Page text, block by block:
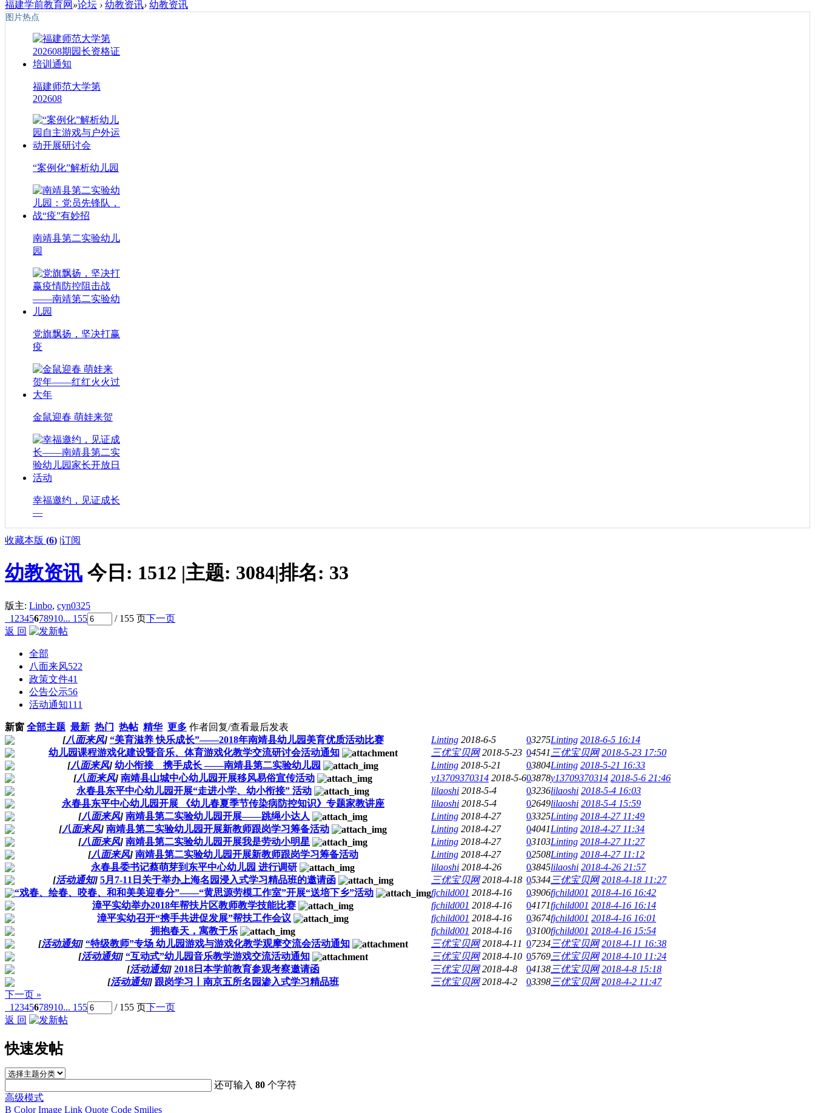
福建学前教育网 »论坛 › 幼教资讯› 幼教资讯
图片热点
福建师范大学第
202608
“案例化”解析幼儿园
南靖县第二实验幼儿
园
党旗飘扬，坚决打赢
疫
金鼠迎春 萌娃来贺
幸福邀约，见证成长
—
收藏本版 (6) |订阅
幼教资讯 今日: 1512 |主题: 3084|排名: 33
版主: Linbo, cyn0325
1 2345678910... 155 / 155 页下一页
返 回
全部
八面来风522
政策文件41
公告公示56
活动通知111
新窗 全部主题 最新 热门 热帖 精华 更多 作者回复/查看最后发表
[八面来风] “美育滋养 快乐成长”——2018年南靖县幼儿园美育优质活动比赛 Linting 2018-6-5 03275Linting 2018-6-5 16:14
幼儿园课程游戏化建设暨音乐、体育游戏化教学交流研讨会活动通知
三优宝贝网 2018-5-23 04541 三优宝贝网 2018-5-23 17:50
[八面来风] 幼小衔接 携手成长 ——南靖县第二实验幼儿园 Linting 2018-5-21 03804Linting 2018-5-21 16:33
[八面来风] 南靖县山城中心幼儿园开展移风易俗宣传活动 y13709370314 2018-5-603878y13709370314 2018-5-6 21:46
永春县东平中心幼儿园开展“走进小学、幼小衔接” 活动
lilaoshi 2018-5-4 03236lilaoshi 2018-5-4 16:03
永春县东平中心幼儿园开展 《幼儿春夏季节传染病防控知识》专题家教讲座
lilaoshi 2018-5-4 02649lilaoshi 2018-5-4 15:59
[八面来风] 南靖县第二实验幼儿园开展——跳绳小达人 Linting 2018-4-27 03325Linting 2018-4-27 11:49
[八面来风] 南靖县第二实验幼儿园开展新教师跟岗学习筹备活动 Linting 2018-4-27 04041Linting 2018-4-27 11:34
[八面来风] 南靖县第二实验幼儿园开展我是劳动小明星 Linting 2018-4-27 03103Linting 2018-4-27 11:27
[八面来风] 南靖县第二实验幼儿园开展新教师跟岗学习筹备活动 Linting 2018-4-27 02508Linting 2018-4-27 11:12
永春县委书记蔡萌芽到东平中心幼儿园 进行调研
lilaoshi 2018-4-26 03845lilaoshi 2018-4-26 21:57
[活动通知] 5月7-11日关于举办上海名园浸入式学习精品班的邀请函 三优宝贝网 2018-4-18 05344 三优宝贝网 2018-4-18 11:27
“戏春、绘春、咬春、和和美美迎春分”——“黄思源劳模工作室”开展“送培下乡”活动
fjchild001 2018-4-16 03906fjchild001 2018-4-16 16:42
漳平实幼举办2018年帮扶片区教师教学技能比赛
fjchild001 2018-4-16 04171fjchild001 2018-4-16 16:14
漳平实幼召开“携手共进促发展”帮扶工作会议
fjchild001 2018-4-16 03674fjchild001 2018-4-16 16:01
拥抱春天，寓教于乐
fjchild001 2018-4-16 03100fjchild001 2018-4-16 15:54
[活动通知] “特级教师”专场 幼儿园游戏与游戏化教学观摩交流会活动通知 三优宝贝网 2018-4-11 07234 三优宝贝网 2018-4-11 16:38
[活动通知] “互动式”幼儿园音乐教学游戏交流活动通知 三优宝贝网 2018-4-10 05769 三优宝贝网 2018-4-10 11:24
[活动通知] 2018日本学前教育参观考察邀请函 三优宝贝网 2018-4-8 04138 三优宝贝网 2018-4-8 15:18
[活动通知] 跟岗学习丨南京五所名园渗入式学习精品班 三优宝贝网 2018-4-2 03398 三优宝贝网 2018-4-2 11:47
下一页 »
1 2345678910... 155 / 155 页下一页
返 回
快速发帖
还可输入80 个字符
高级模式
B Color Image Link Quote Code Smilies